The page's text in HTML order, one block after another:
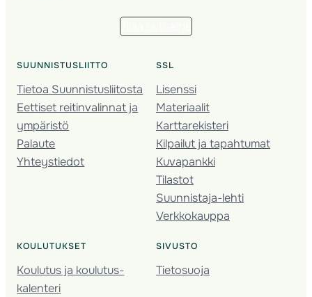
SUUNNISTUSLIITTO
Tietoa Suunnistusliitosta
Eettiset reitinvalinnat ja
ympäristö
Palaute
Yhteystiedot
SSL
Lisenssi
Materiaalit
Karttarekisteri
Kilpailut ja tapahtumat
Kuvapankki
Tilastot
Suunnistaja-lehti
Verkkokauppa
KOULUTUKSET
Koulutus ja koulutus­
kalenteri
SIVUSTO
Tietosuoja